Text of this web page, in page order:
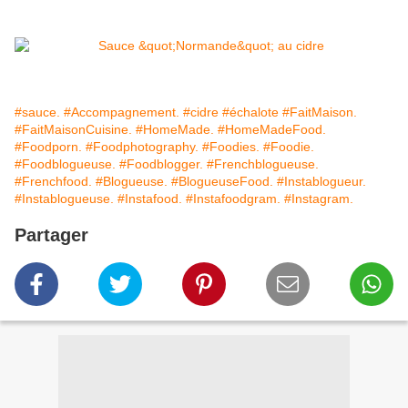
#sauce. #Accompagnement. #cidre #échalote #FaitMaison.
#FaitMaisonCuisine. #HomeMade. #HomeMadeFood.
#Foodporn. #Foodphotography. #Foodies. #Foodie.
#Foodblogueuse. #Foodblogger. #Frenchblogueuse.
#Frenchfood. #Blogueuse. #BlogueuseFood. #Instablogueur.
#Instablogueuse. #Instafood. #Instafoodgram. #Instagram.
Partager